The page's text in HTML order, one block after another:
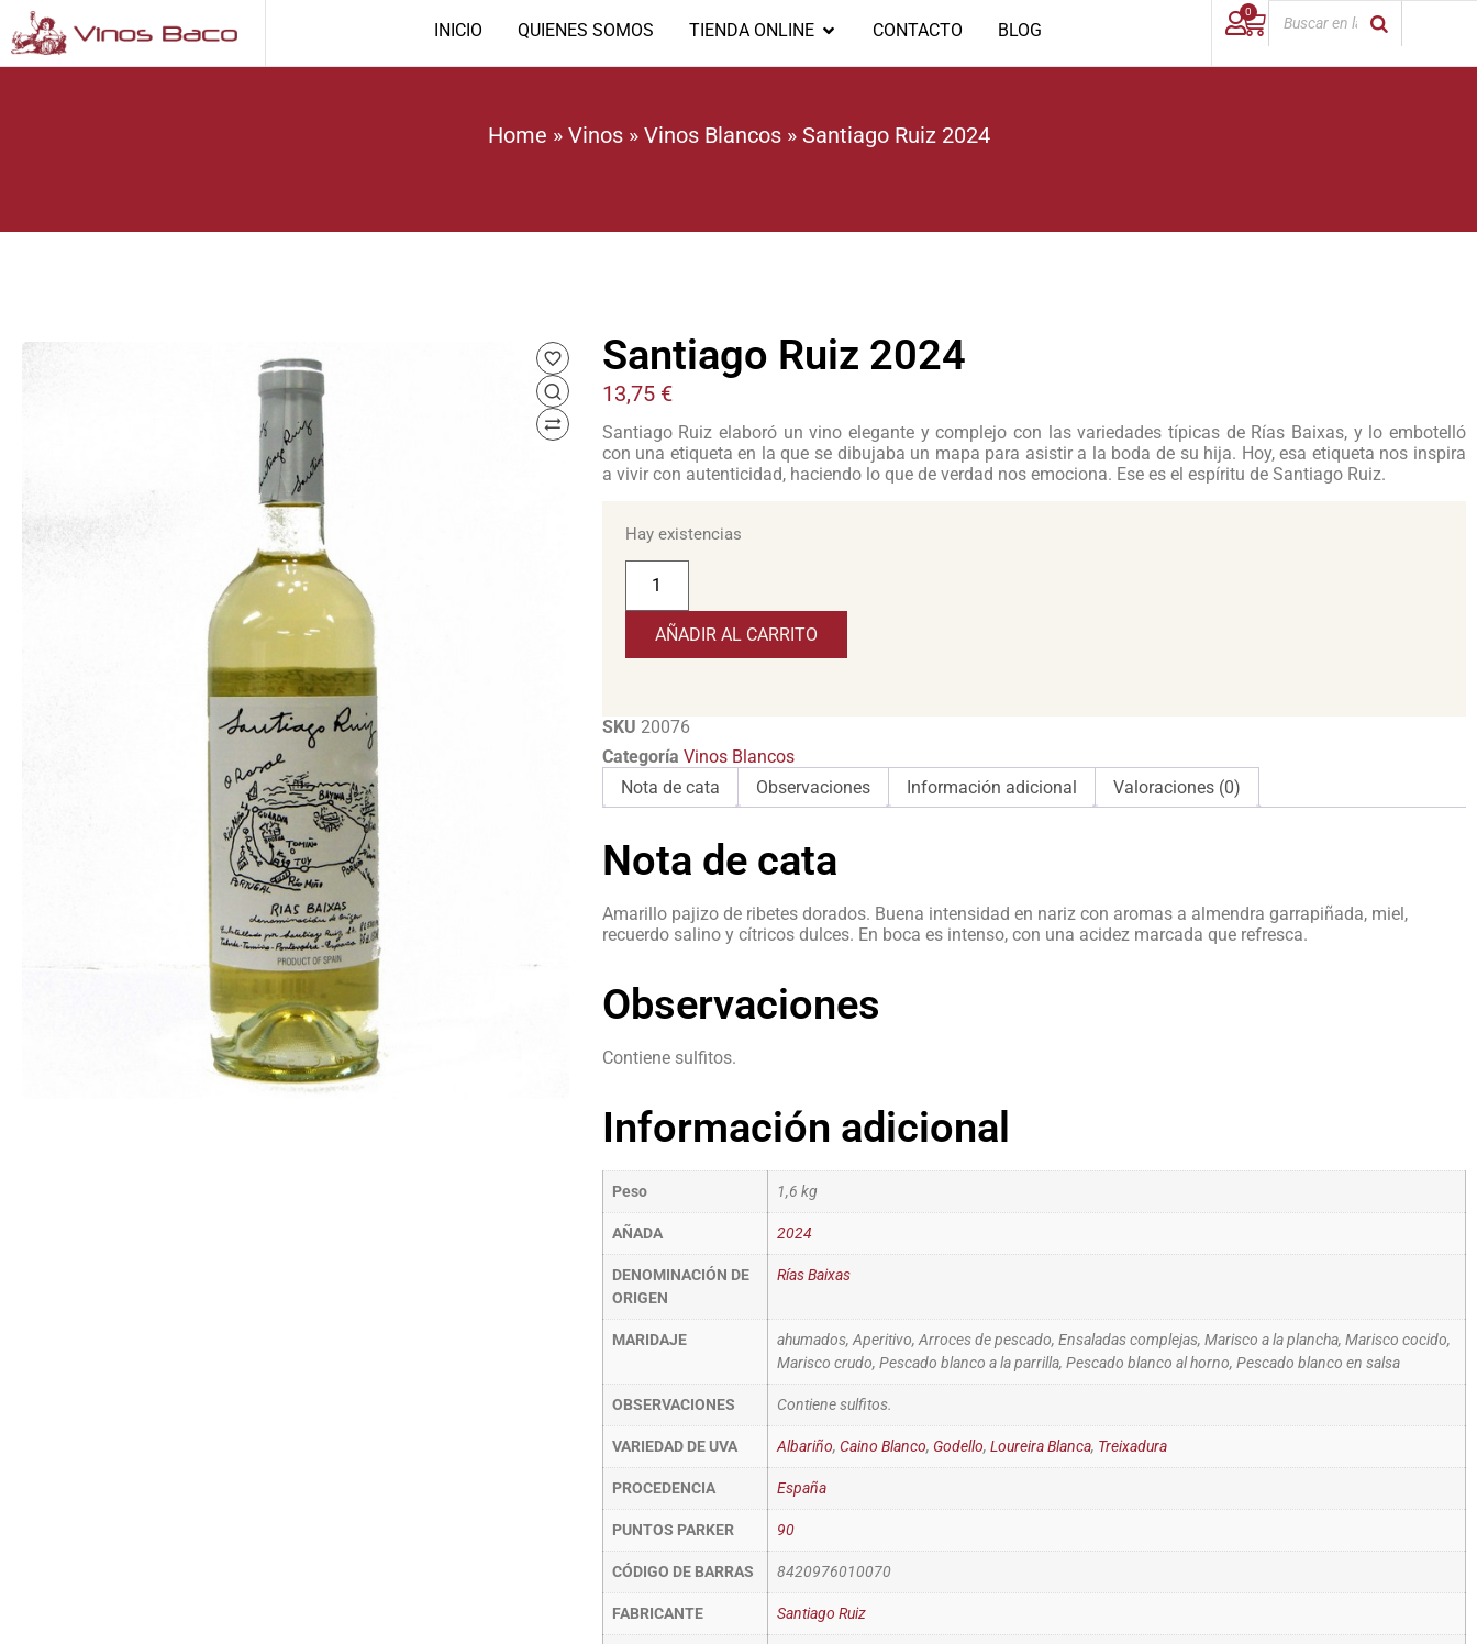
INICIO QUIENES SOMOS TIENDA ONLINE CONTACTO BLOG
0
Home » Vinos» Vinos Blancos» Santiago Ruiz 2024
Santiago Ruiz 2024
13,75 €
Santiago Ruiz elaboró un vino elegante y complejo con las variedades típicas de Rías Baixas, y lo embotelló
con una etiqueta en la que se dibujaba un mapa para asistir a la boda de su hija. Hoy, esa etiqueta nos inspira
a vivir con autenticidad, haciendo lo que de verdad nos emociona. Ese es el espíritu de Santiago Ruiz.
Hay existencias
AÑADIR AL CARRITO
SKU 20076
Categoría Vinos Blancos
Nota de cata
Observaciones Información adicional Valoraciones (0)
Nota de cata
Amarillo pajizo de ribetes dorados. Buena intensidad en nariz con aromas a almendra garrapiñada, miel,
recuerdo salino y cítricos dulces. En boca es intenso, con una acidez marcada que refresca.
Observaciones
Contiene sulfitos.
Información adicional
Peso 1,6 kg
AÑADA 2024
DENOMINACIÓN DE
ORIGEN
Rías Baixas
MARIDAJE
ahumados, Aperitivo, Arroces de pescado, Ensaladas complejas, Marisco a la plancha, Marisco cocido,
Marisco crudo, Pescado blanco a la parrilla, Pescado blanco al horno, Pescado blanco en salsa
OBSERVACIONES Contiene sulfitos.
VARIEDAD DE UVA Albariño, Caino Blanco, Godello, Loureira Blanca, Treixadura
PROCEDENCIA España
PUNTOS PARKER 90
CÓDIGO DE BARRAS 8420976010070
FABRICANTE Santiago Ruiz